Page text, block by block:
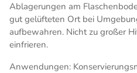
Ablagerungen am
gut gelüfteten Ort bei
aufbewahren. Nicht zu großer
einfrieren.
Anwendungen: